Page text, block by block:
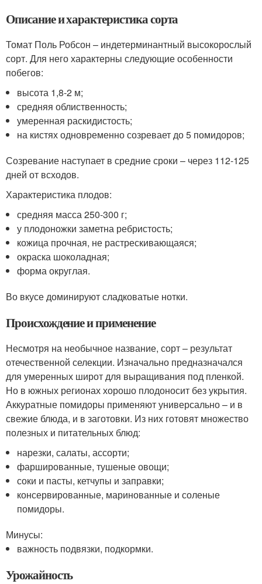
Описание и характеристика сорта
Томат Поль Робсон – индетерминантный высокорослый
сорт. Для него характерны следующие особенности
побегов:
высота 1,8-2 м;
средняя облиственность;
умеренная раскидистость;
на кистях одновременно созревает до 5 помидоров;
Созревание наступает в средние сроки – через 112-125
дней от всходов.
Характеристика плодов:
средняя масса 250-300 г;
у плодоножки заметна ребристость;
кожица прочная, не растрескивающаяся;
окраска шоколадная;
форма округлая.
Во вкусе доминируют сладковатые нотки.
Происхождение и применение
Несмотря на необычное название, сорт – результат
отечественной селекции. Изначально предназначался
для умеренных широт для выращивания под пленкой.
Но в южных регионах хорошо плодоносит без укрытия.
Аккуратные помидоры применяют универсально – и в
свежие блюда, и в заготовки. Из них готовят множество
полезных и питательных блюд:
нарезки, салаты, ассорти;
фаршированные, тушеные овощи;
соки и пасты, кетчупы и заправки;
консервированные, маринованные и соленые
помидоры.
Минусы:
важность подвязки, подкормки.
Урожайность